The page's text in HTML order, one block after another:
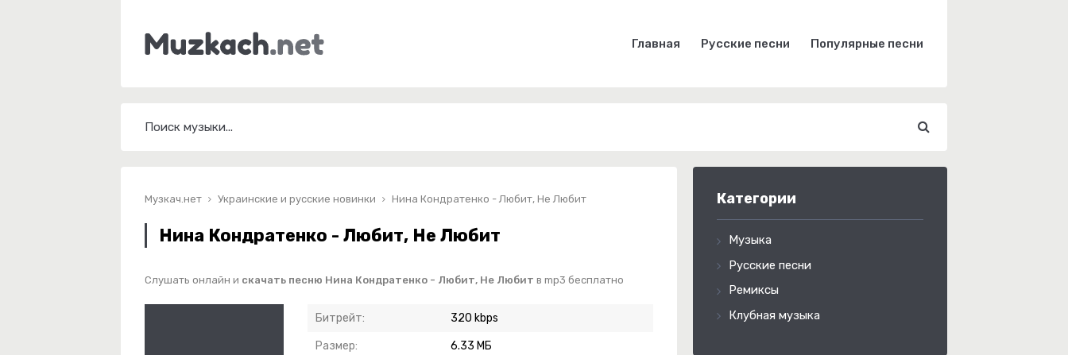
Главная Русские песни Популярные песни
Музкач.нет Украинские и русские новинки Нина Кондратенко - Любит, Не Любит
Нина Кондратенко - Любит, Не Любит
Слушать онлайн и скачать песню Нина Кондратенко - Любит, Не Любит в mp3 бесплатно
Битрейт: 320 kbps
Размер: 6.33 МБ
Категории
Музыка
Русские песни
Ремиксы
Клубная музыка